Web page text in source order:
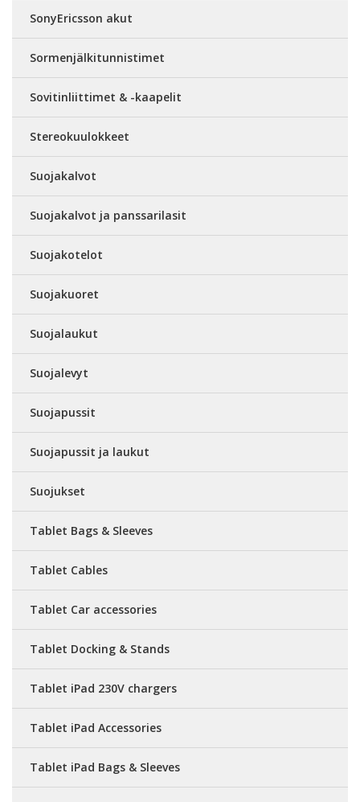
SonyEricsson akut
Sormenjälkitunnistimet
Sovitinliittimet & -kaapelit
Stereokuulokkeet
Suojakalvot
Suojakalvot ja panssarilasit
Suojakotelot
Suojakuoret
Suojalaukut
Suojalevyt
Suojapussit
Suojapussit ja laukut
Suojukset
Tablet Bags & Sleeves
Tablet Cables
Tablet Car accessories
Tablet Docking & Stands
Tablet iPad 230V chargers
Tablet iPad Accessories
Tablet iPad Bags & Sleeves